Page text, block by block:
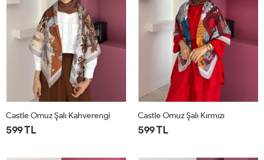
Castle Omuz Şalı Kahverengi
599 TL
Castle Omuz Şalı Kırmızı
599 TL